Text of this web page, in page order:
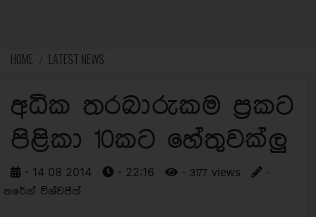
HOME LATEST NEWS
අධික තරබාරුකම ප්‍රකට
පිළිකා 10කට හේතුවක්ලු
- 14 08 2014 - 22:16 - 3177 views
-
නරේන් විශ්වජිත්